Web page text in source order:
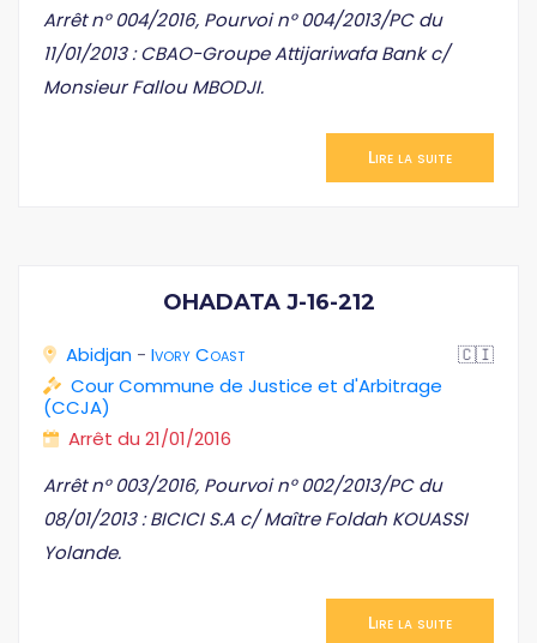
Arrêt n° 004/2016, Pourvoi n° 004/2013/PC du
11/01/2013 : CBAO-Groupe Attijariwafa Bank c/
Monsieur Fallou MBODJI.
Lire la suite
OHADATA J-16-212
Abidjan - Ivory Coast
🇨🇮
Cour Commune de Justice et d'Arbitrage
(CCJA)
Arrêt du 21/01/2016
Arrêt n° 003/2016, Pourvoi n° 002/2013/PC du
08/01/2013 : BICICI S.A c/ Maître Foldah KOUASSI
Yolande.
Lire la suite